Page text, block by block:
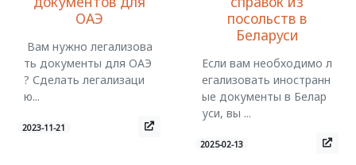
ОАЭ
Вам нужно легализова
ть документы для ОАЭ
? Сделать легализаци
ю...
2023-11-21
посольств в
Беларуси
Если вам необходимо л
егализовать иностранн
ые документы в Белар
уси, вы ...
2025-02-13